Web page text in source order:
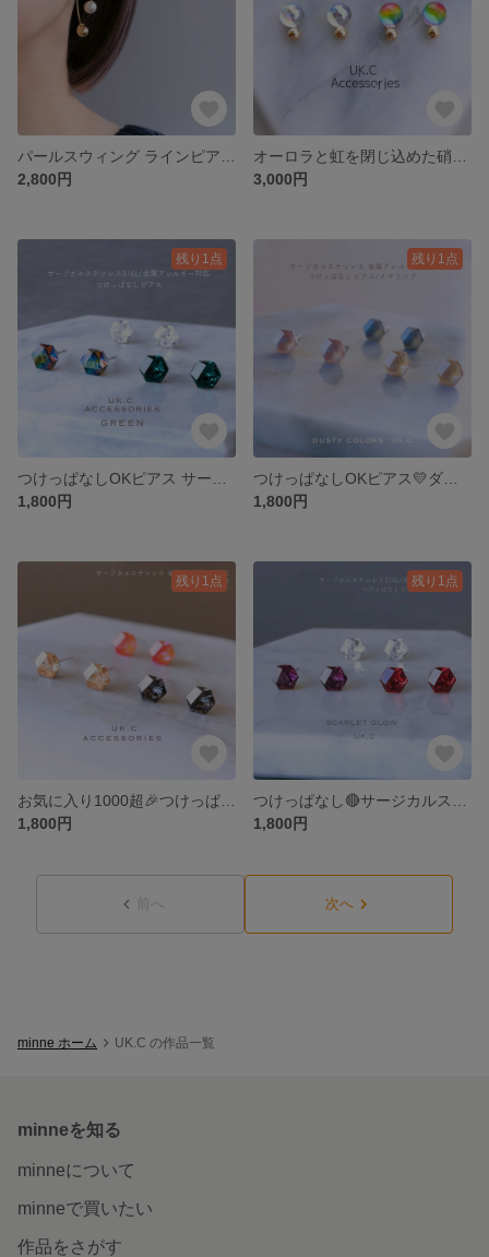
2,800円
3,000円
残り1点
1,800円
残り1点
1,800円
残り1点
1,800円
残り1点
1,800円
前へ 次へ
minne ホーム UK.C の作品一覧
minneを知る
minneについて
minneで買いたい
作品をさがす